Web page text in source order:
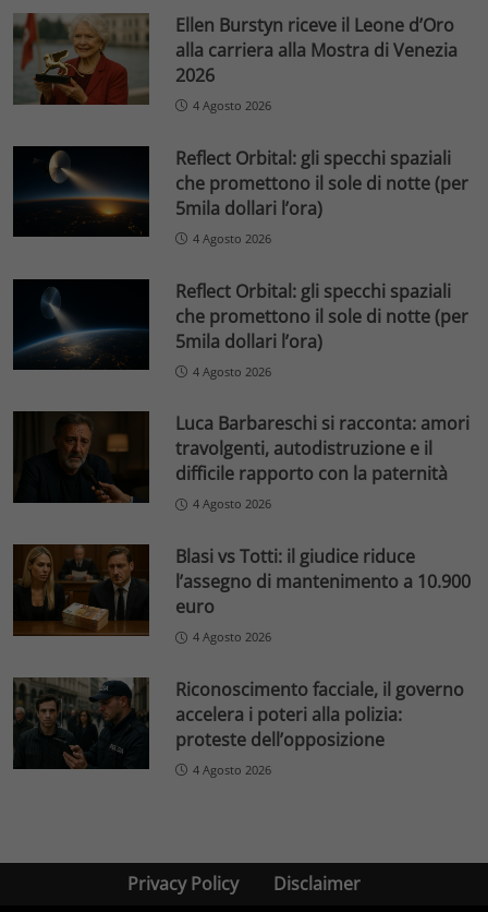
Ellen Burstyn riceve il Leone d’Oro
alla carriera alla Mostra di Venezia
2026
4 Agosto 2026
Reflect Orbital: gli specchi spaziali
che promettono il sole di notte (per
5mila dollari l’ora)
4 Agosto 2026
Reflect Orbital: gli specchi spaziali
che promettono il sole di notte (per
5mila dollari l’ora)
4 Agosto 2026
Luca Barbareschi si racconta: amori
travolgenti, autodistruzione e il
difficile rapporto con la paternità
4 Agosto 2026
Blasi vs Totti: il giudice riduce
l’assegno di mantenimento a 10.900
euro
4 Agosto 2026
Riconoscimento facciale, il governo
accelera i poteri alla polizia:
proteste dell’opposizione
4 Agosto 2026
Privacy Policy Disclaimer